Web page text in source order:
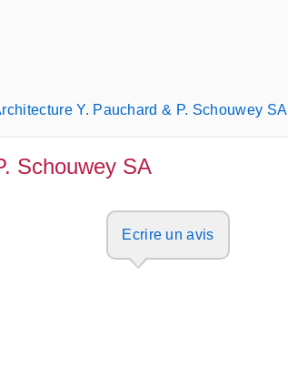
Y. Pauchard & P. Schouwey SA
Schouwey SA
Ecrire un avis